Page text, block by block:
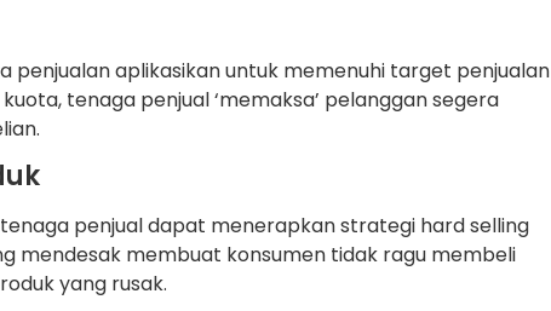
penjualan aplikasikan untuk memenuhi target penjualan
tenaga penjual ‘memaksa’ pelanggan segera
penjual dapat menerapkan strategi hard selling
mendesak membuat konsumen tidak ragu membeli
yang rusak.